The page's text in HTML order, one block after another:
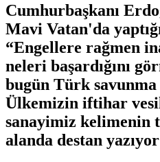
Cumhurbaşkanı
Mavi Vatan'da
“Engellere rağmen
neleri başardığını
bugün Türk savunma
Ülkemizin iftihar
sanayimiz kelimenin
alanda destan